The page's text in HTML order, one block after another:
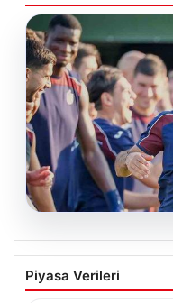
06.08.2026
Salah,
Çıkarak
Piyasa Verileri